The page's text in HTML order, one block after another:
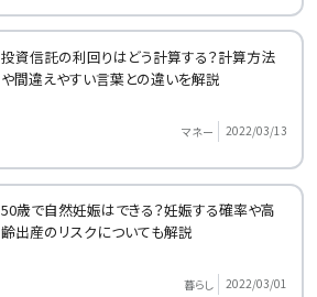
投資信託の利回りはどう計算する？計算方法
や間違えやすい言葉との違いを解説
マネー 2022/03/13
50歳で自然妊娠はできる？妊娠する確率や高
齢出産のリスクについても解説
暮らし 2022/03/01